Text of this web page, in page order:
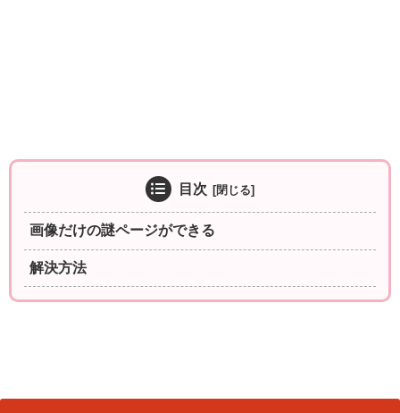
目次
画像だけの謎ページができる
解決方法